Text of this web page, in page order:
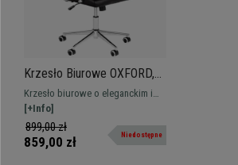
Krzesło Biurowe OXFORD,
Elegancki Design, Bardzo
Wygodne, Skórzane, Czarne
Krzesło biurowe o eleganckim i
nowoczesnym designie,
wyprodukowana z materiałów
wysokiej jakości.
[+Info]
899,00 zł
859,00 zł Niedostępne